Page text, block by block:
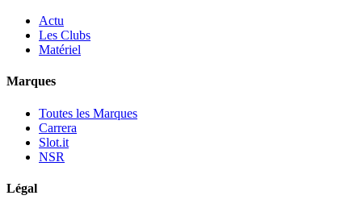
Actu
Les Clubs
Matériel
Marques
Toutes les Marques
Carrera
Slot.it
NSR
Légal